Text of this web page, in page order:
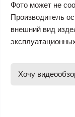
Фото может не
Производитель
внешний вид
Хочу